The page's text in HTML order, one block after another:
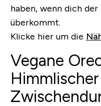
haben, wenn dich
überkommt.
Klicke hier um die
Vegane